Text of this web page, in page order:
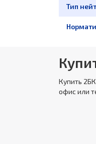
Тип
Купить
офис или